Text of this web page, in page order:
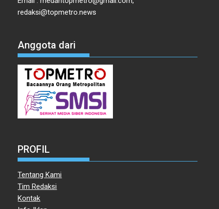
redaksi@topmetro.news
Anggota dari
PROFIL
Tentang Kami
Tim Redaksi
Kontak